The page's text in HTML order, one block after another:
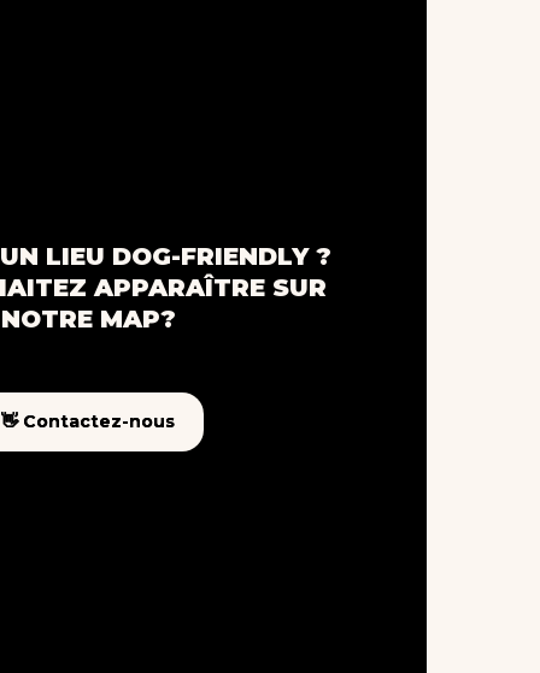
LIEU DOG-FRIENDLY ?
APPARAÎTRE SUR
NOTRE MAP?
👋 Contactez-nous
👋 Contactez-nous